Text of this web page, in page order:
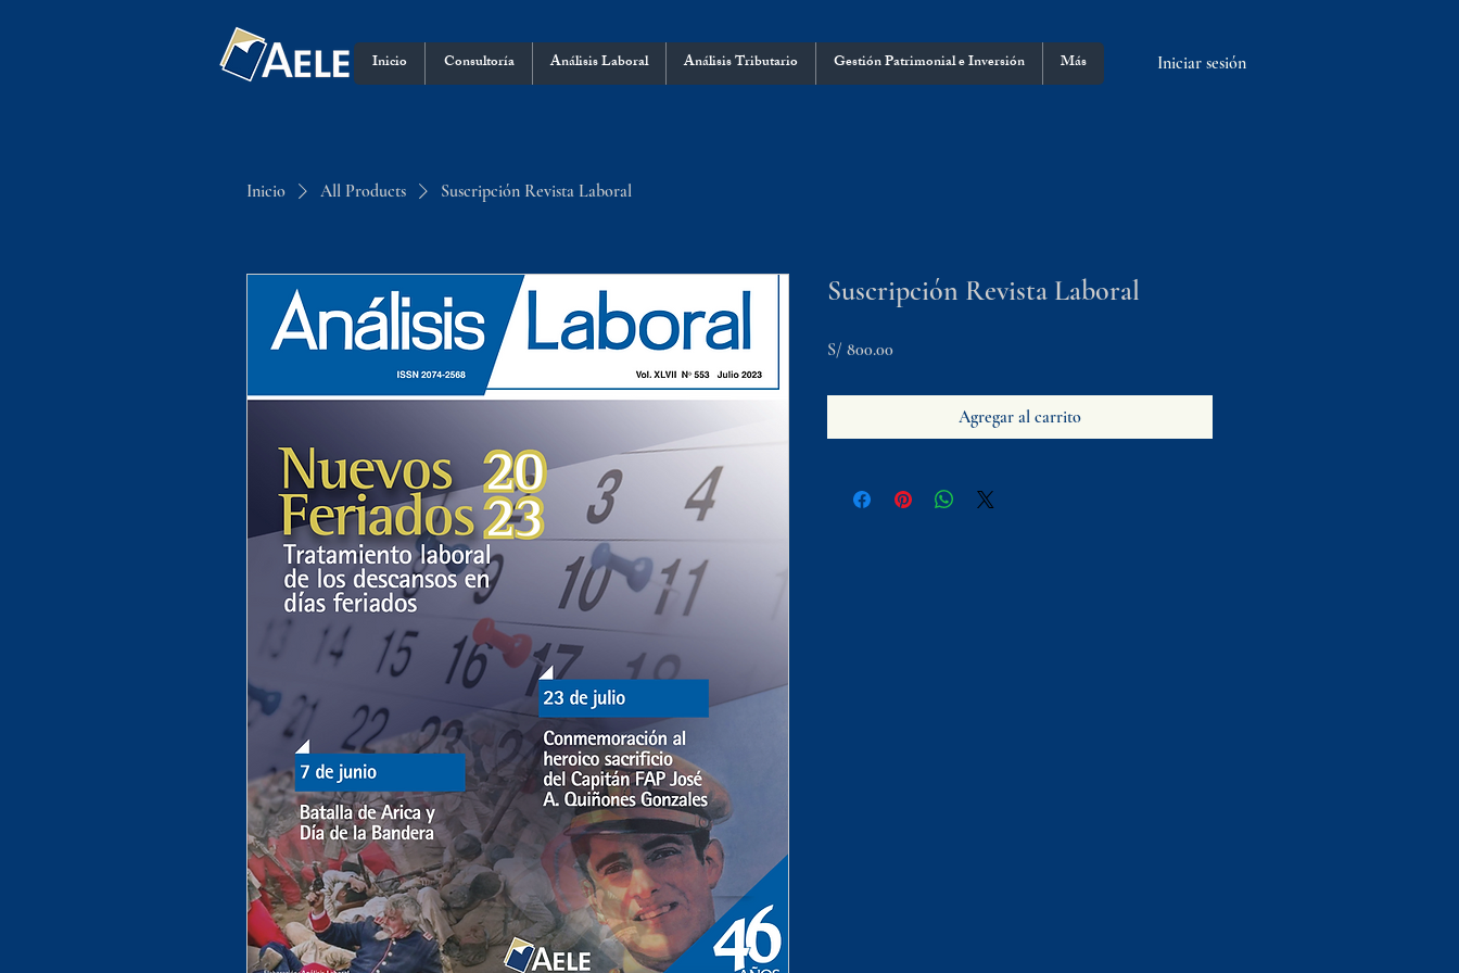
Inicio Consultoría Análisis Laboral Análisis Tributario Gestión Patrimonial e Inversión Más Iniciar sesión
Inicio All Products Suscripción Revista Laboral
Suscripción Revista Laboral
S/ 800.00Precio
Agregar al carrito